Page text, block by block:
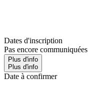
Dates d'inscription
Pas encore communiquées
Plus d'info
Plus d'info
Date à confirmer